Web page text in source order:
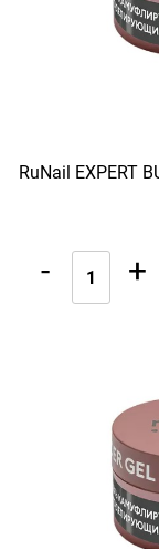
RuNail EXPERT
- +